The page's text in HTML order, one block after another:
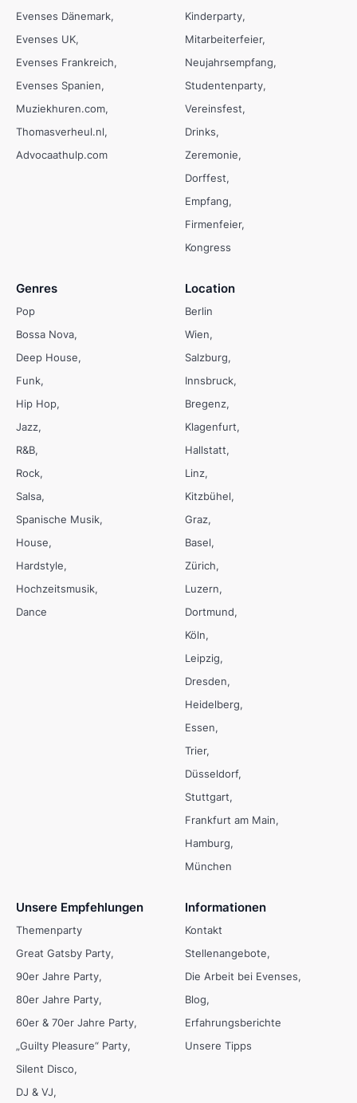
Evenses Dänemark
Evenses UK
Evenses Frankreich
Evenses Spanien
Muziekhuren.com
Thomasverheul.nl
Advocaathulp.com
Kinderparty
Mitarbeiterfeier
Neujahrsempfang
Studentenparty
Vereinsfest
Drinks
Zeremonie
Dorffest
Empfang
Firmenfeier
Kongress
Genres
Pop
Bossa Nova
Deep House
Funk
Hip Hop
Jazz
R&B
Rock
Salsa
Spanische Musik
House
Hardstyle
Hochzeitsmusik
Dance
Location
Berlin
Wien
Salzburg
Innsbruck
Bregenz
Klagenfurt
Hallstatt
Linz
Kitzbühel
Graz
Basel
Zürich
Luzern
Dortmund
Köln
Leipzig
Dresden
Heidelberg
Essen
Trier
Düsseldorf
Stuttgart
Frankfurt am Main
Hamburg
München
Unsere Empfehlungen
Themenparty
Great Gatsby Party
90er Jahre Party
80er Jahre Party
60er & 70er Jahre Party
„Guilty Pleasure“ Party
Silent Disco
DJ & VJ
Informationen
Kontakt
Stellenangebote
Die Arbeit bei Evenses
Blog
Erfahrungsberichte
Unsere Tipps